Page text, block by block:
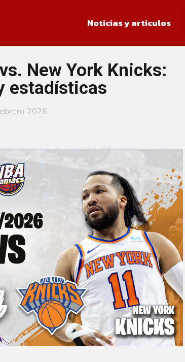
Noticias y articulos
New York Knicks:
estadísticas
2026